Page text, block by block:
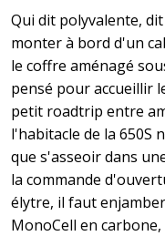
Qui dit polyvalente,
monter à bord d'un
le coffre aménagé
pensé pour accueillir
petit roadtrip entre
l'habitacle de la 650S
que s'asseoir dans
la commande
élytre, il faut
MonoCell en